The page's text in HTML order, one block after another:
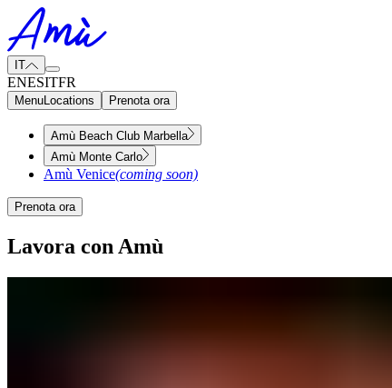
IT
ENESITFR
MenuLocations Prenota ora
Amù Beach Club Marbella
Amù Monte Carlo
Amù Venice(coming soon)
Prenota ora
Lavora con Amù​​​​‌ ‍ ​‍​‍‌‍ ‌ ​‍‌‍‍‌‌‍‌ ‌‍‍‌‌‍ ‍​‍​‍​ ‍‍​‍​‍‌ ​ ‌‍​‌‌‍ ‍‌‍‍‌‌ ‌​‌ ‍‌​‍ ‍‌‍‍‌‌‍ ​‍​‍​‍ ​​‍​‍‌‍‍​‌ ​‍‌‍‌‌‌‍‌‍​‍​‍​ ‍‍​‍​‍‌‍‍​‌ ‌​‌ ‌​‌ ​​‌ ​ ​ ‍‍​‍ ​‍ ‌‍ ​​‍ ‌‌‍​‌‌‍ ‍‌‍‌​​‍ ‌‌ ​‍​‍ ‌‌‍‍​‌‍ ‌ ‌​‌‍‌‌‌‍ ​‌ ​ ​‍ ‌‌ ​ ‌ ‌​‌ ‌‌‌‍‌​‌‍‍‌‌‍ ​‍ ‍‌ ‌‍‌‍‌‌‌ ​‍‌‍​ ‌‍‌‌‌‍ ​​‍ ‍‌‍​‌‌ ​​‌ ​​​‍ ‌‍‍‌‌‍ ‍‌ ‌​‌‍‌‌‌‍ ‍‌ ‌​​‍ ‌‍‌‌‌‍‌​‌‍‍‌‌ ‌​​‍ ‌‍ ‌‌‍ ‌‍‌​‌‍‌‌​ ‌‌ ​​‌ ​‍‌‍‌‌‌ ​ ‌‍‌‌‌‍ ‍‌ ‌​‌‍​‌‌ ‌​‌‍‍‌‌‍ ‌‍ ‍​ ‍ ‌‍‍‌‌‍‌​​ ‌‌‍‌‍​ ​​​ ​‍‌‍‌​​ ​‌‌‍‌‍‌‍​‌‌‍‌​​‍ ‌‌‍​ ​ ‍​​ ​‍​ ​​​‍ ‌​ ‌​​ ‍​‌‍‌‌​ ‌‍​‍ ‌​ ‍​​ ‌‌‌‍​‌‌‍​‌​‍ ‌‌‍‌​‌‍‌​‌‍‌‍​ ‌‍​ ​ ​ ‌‌‌‍​‍​ ​‍‌‍‌​​ ​​​ ‌‍​ ‍‌​ ‍ ‌ ‌​‌ ‍‌‌ ​​‌‍‌‌​ ‌‌‍‍​‌‍ ‌ ‌​‌‍‌‌‌‍ ​‌‌​ ‌‍‍‌‌ ‌​‌‍‌‌‌‌​​‌‍​‌‌‍‌ ‌‍‌‌​ ‍ ‌ ​​‌‍​‌‌ ‌​‌‍‍​​ ‌‌ ​​‌‍​‌‌‍‌ ‌‍‌‌‌​​‍‌ ‌‌‌‍‍‌‌‍ ​‌‍‌​‌‍‌‌‌ ​‍​‍‌‌​ ‌‌‌​​‍‌‌ ‌‍‍ ‌‍‌‌‌ ‍‌​‍‌‌​ ​ ‌​‌​​‍‌‌​ ​ ‌​‌​​‍‌‌​ ​‍​ ​‍​ ​‍​ ‌‍​ ‌‌​ ​‍‌‍​‍​ ​‍​ ‌‍‌‍‌​‌‍‌‌​ ​‌​ ​ ​ ‌​​‍‌‌​ ​‍​ ​‍​‍‌‌​ ‌‌‌​‌​​‍ ‍‌‍‍​‌‍‌‌‌‍​‌‌‍‌​‌‍‍‌‌‍ ‍‌‍‌ ​ ‌‍​‍‌‍​‌‌ ​ ‌‍‌‌‌‌‌‌‌ ​‍‌‍ ​​ ‌‌‍‍​‌ ‌​‌ ‌​‌ ​​‌ ​ ​‍‌‌​ ​ ‌​​‌​‍‌‌​ ​‍‌​‌‍​‍‌‌​ ​‍‌​‌‍‌‍ ​​‍ ‌‌‍​‌‌‍ ‍‌‍‌​​‍ ‌‌ ​‍​‍ ‌‌‍‍​‌‍ ‌ ‌​‌‍‌‌‌‍ ​‌ ​ ​‍ ‌‌ ​ ‌ ‌​‌ ‌‌‌‍‌​‌‍‍‌‌‍ ​‍ ‍‌ ‌‍‌‍‌‌‌ ​‍‌‍​ ‌‍‌‌‌‍ ​​‍ ‍‌‍​‌‌ ​​‌ ​​​‍‌‍‌‍‍‌‌‍‌​​ ‌‌‍‌‍​ ​​​ ​‍‌‍‌​​ ​‌‌‍‌‍‌‍​‌‌‍‌​​‍ ‌‌‍​ ​ ‍​​ ​‍​ ​​​‍ ‌​ ‌​​ ‍​‌‍‌‌​ ‌‍​‍ ‌​ ‍​​ ‌‌‌‍​‌‌‍​‌​‍ ‌‌‍‌​‌‍‌​‌‍‌‍​ ‌‍​ ​ ​ ‌‌‌‍​‍​ ​‍‌‍‌​​ ​​​ ‌‍​ ‍‌​‍‌‍‌ ‌​‌ ‍‌‌ ​​‌‍‌‌​ ‌‌‍‍​‌‍ ‌ ‌​‌‍‌‌‌‍ ​‌‌​ ‌‍‍‌‌ ‌​‌‍‌‌‌‌​​‌‍​‌‌‍‌ ‌‍‌‌​‍‌‍‌ ​​‌‍​‌‌ ‌​‌‍‍​​ ‌‌ ​​‌‍​‌‌‍‌ ‌‍‌‌‌​​‍‌ ‌‌‌‍‍‌‌‍ ​‌‍‌​‌‍‌‌‌ ​‍​‍‌‌​ ‌‌‌​​‍‌‌ ‌‍‍ ‌‍‌‌‌ ‍‌​‍‌‌​ ​ ‌​‌​​‍‌‌​ ​ ‌​‌​​‍‌‌​ ​‍​ ​‍​ ​‍​ ‌‍​ ‌‌​ ​‍‌‍​‍​ ​‍​ ‌‍‌‍‌​‌‍‌‌​ ​‌​ ​ ​ ‌​​‍‌‌​ ​‍​ ​‍​‍‌‌​ ‌‌‌​‌​​‍ ‍‌‍‍​‌‍‌‌‌‍​‌‌‍‌​‌‍‍‌‌‍ ‍‌‍‌ ​‍‌‍‌ ​​‌‍‌‌‌ ​‍‌ ​ ‌ ​​‌‍‌‌‌‍​ ‌ ‌​‌‍‍‌‌ ‌‍‌‍‌‌​ ‌‌ ​​‌ ‌‌‌‍​‍‌‍ ​‌‍‍‌‌ ​ ‌‍‍​‌‍‌‌‌‍‌​​‍​‍‌ ‌